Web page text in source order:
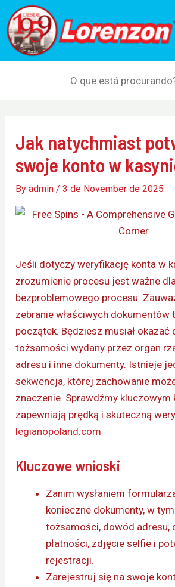
Skip
to
content
for:
Jak natychmiast
swoje konto w
Byadmin/3 de November de 2025
Jeśli dotyczy weryfikację konta w
zrozumienie procesu jest ważne dla
bezproblemowego procesu.
zebranie właściwych dokumentów
początek. Będziesz musiał okazać
tożsamości wydany przez organ
adresu i inne dokumenty. Istnieje
sekwencja, której zachowanie
znaczenie. Sprawdźmy kluczowym
zapewniają prędką i skuteczną
legianopoland.com
Kluczowe wnioski
Zanim wysłaniem
konieczne dokumenty, w
tożsamości, dowód adresu,
płatności, zdjęcie selfie i
rejestracji.
Zarejestruj się na swoje